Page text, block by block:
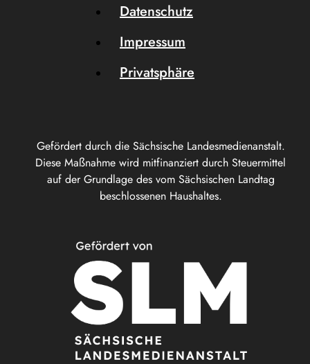
Gefördert durch die Sächsische Landesmedienanstalt.
Diese Maßnahme wird mitfinanziert durch Steuermittel
auf der Grundlage des vom Sächsischen Landtag
beschlossenen Haushaltes.
Datenschutz
Impressum
Privatsphäre